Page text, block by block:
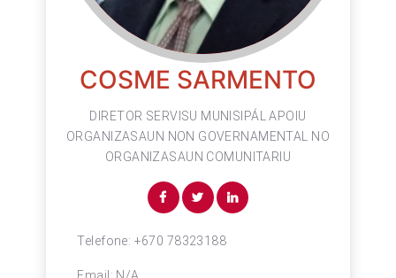
COSME SARMENTO
DIRETOR SERVISU MUNISIPÁL APOIU
ORGANIZASAUN NON GOVERNAMENTAL NO
ORGANIZASAUN COMUNITARIU
Telefone: +670 78323188